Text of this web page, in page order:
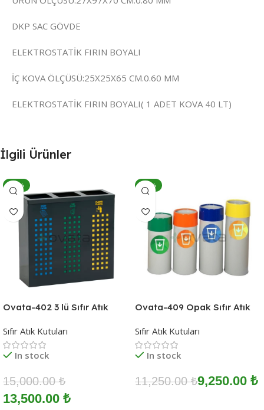
DKP SAC GÖVDE
ELEKTROSTATİK FIRIN BOYALI
İÇ KOVA ÖLÇÜSÜ:25X25X65 CM.0.60 MM
ELEKTROSTATİK FIRIN BOYALI( 1 ADET KOVA 40 LT)
İlgili Ürünler
-10%
Ovata-402 3 lü Sıfır Atık
Sıfır Atık Kutuları
In stock
15,000.00₺
13,500.00 ₺
-18%
Ovata-409 Opak Sıfır Atık
Sıfır Atık Kutuları
In stock
11,250.00₺9,250.00 ₺